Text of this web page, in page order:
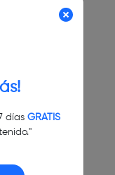
días GRATIS